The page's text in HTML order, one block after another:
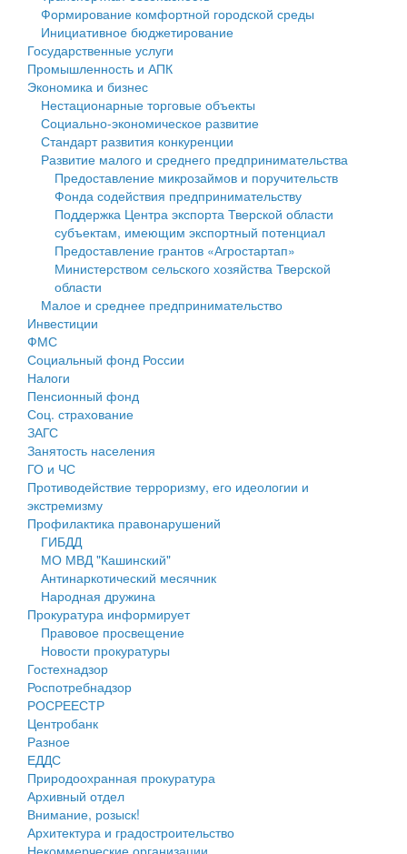
Государственные услуги
Промышленность и АПК
Экономика и бизнес
Символика
Устав
Гостям округа
Туризм
Культура
Образование
Здравоохранение
Социальная защита
Фотоальбом
муниципального округа Тверской области
Администрация Кашинского муниципального округа
Тверской области
Управление сельскими территориями
Открытые данные
Работа с обращениями граждан
Муниципальный контроль
Муниципальные услуги
Проекты административных регламентов
Антимонопольный комплаенс
Противодействие коррупции
Финансовое управление
Бюджет для граждан
Имущество
Выявление правообладателей ранее учтенных
объектов недвижимости
Имущественная поддержка субъектов малого и
среднего предпринимательства
Информационная поддержка субъектов малого и
среднего предпринимательства
Муниципальные программы
Контрольно-счетная палата
Персональные данные
Оценка регулирующего воздействия
Деятельность МУ
Нормативы градостроительного проектирования
Правила землепользования и застройки
Генеральные планы
Проекты планировки территории
Собрание депутатов
Городское поселение
Сельские поселения
Формирование комфортной городской среды
Инициативное бюджетирование
Государственные услуги
Промышленность и АПК
Экономика и бизнес
Нестационарные торговые объекты
Социально-экономическое развитие
Стандарт развития конкуренции
Развитие малого и среднего предпринимательства
Предоставление микрозаймов и поручительств
Фонда содействия предпринимательству
Поддержка Центра экспорта Тверской области
субъектам, имеющим экспортный потенциал
Предоставление грантов «Агростартап»
Министерством сельского хозяйства Тверской
области
Малое и среднее предпринимательство
Инвестиции
ФМС
Социальный фонд России
Налоги
Пенсионный фонд
Соц. страхование
ЗАГС
Занятость населения
ГО и ЧС
Противодействие терроризму, его идеологии и
экстремизму
Профилактика правонарушений
ГИБДД
МО МВД "Кашинский"
Антинаркотический месячник
Народная дружина
Прокуратура информирует
Правовое просвещение
Новости прокуратуры
Гостехнадзор
Роспотребнадзор
РОСРЕЕСТР
Центробанк
Разное
ЕДДС
Природоохранная прокуратура
Архивный отдел
Внимание, розыск!
Архитектура и градостроительство
Некоммерческие организации